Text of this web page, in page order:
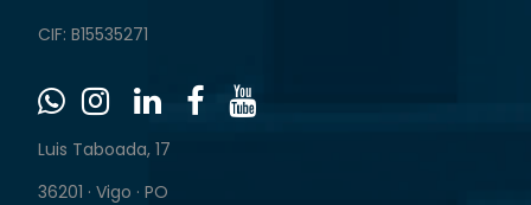
CIF: B15535271
Luis Taboada, 17
36201 · Vigo · PO